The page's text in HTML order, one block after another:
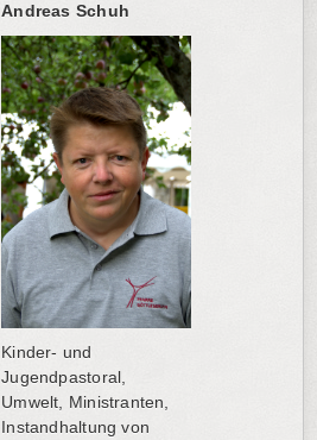
Andreas Schuh
Kinder- und
Jugendpastoral,
Umwelt, Ministranten,
Instandhaltung von